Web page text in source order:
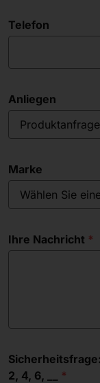
Telefon
Anliegen
Produktanfrage
Marke
Wählen Sie
Ihre Nachricht
2, 4, 6, __